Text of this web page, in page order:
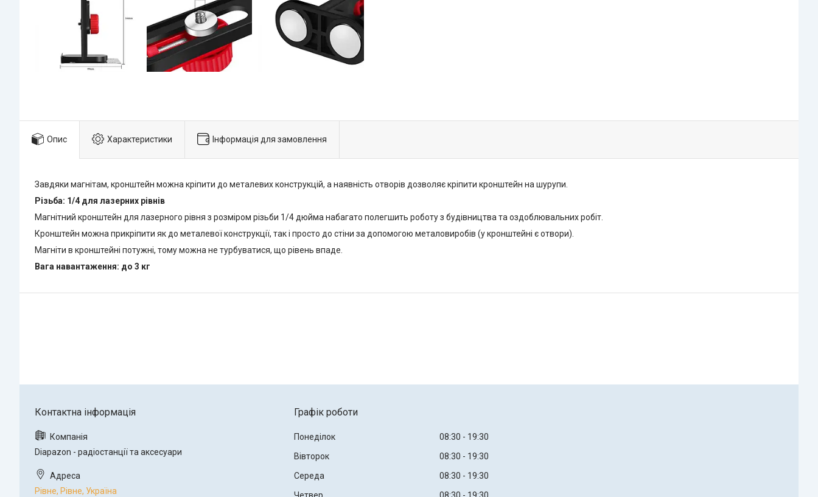
Опис Характеристики Інформація для замовлення
Завдяки магнітам, кронштейн можна кріпити до металевих конструкцій, а наявність отворів дозволяє кріпити кронштейн на шурупи.
Різьба: 1/4 для лазерних рівнів
Магнітний кронштейн для лазерного рівня з розміром різьби 1/4 дюйма набагато полегшить роботу з будівництва та оздоблювальних робіт.
Кронштейн можна прикріпити як до металевої конструкції, так і просто до стіни за допомогою металовиробів (у кронштейні є отвори).
Магніти в кронштейні потужні, тому можна не турбуватися, що рівень впаде.
Вага навантаження: до 3 кг
Diapazon - радіостанції та аксесуари
Рівне, Рівне, Україна
Графік роботи
Понеділок 08:30
19:30
Вівторок
08:30
19:30
Середа
08:30
19:30